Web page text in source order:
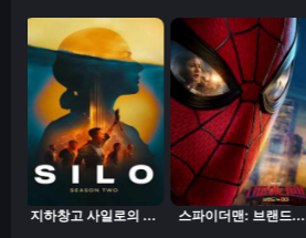
지하창고 사일로의 ... 스파이더맨: 브랜드...